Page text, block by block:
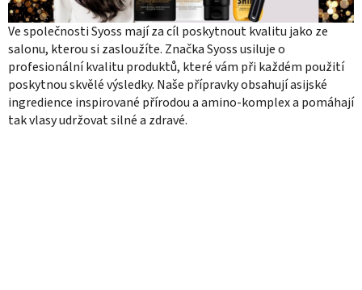
Ve společnosti Syoss mají za cíl poskytnout kvalitu jako ze
salonu, kterou si zasloužíte. Značka Syoss usiluje o
profesionální kvalitu produktů, které vám při každém použití
poskytnou skvělé výsledky. Naše přípravky obsahují asijské
ingredience inspirované přírodou a amino-komplex a pomáhají
tak vlasy udržovat silné a zdravé.